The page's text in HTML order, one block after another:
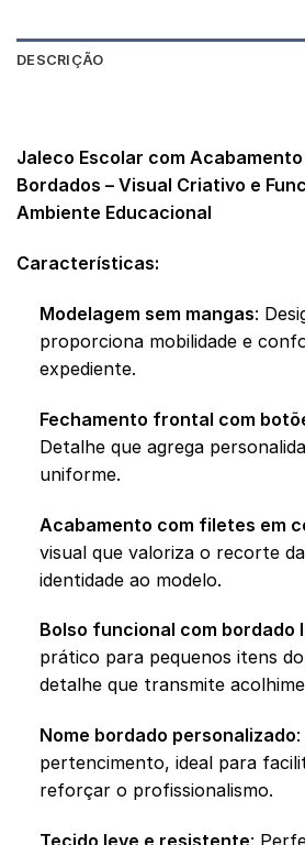
DESCRIÇÃO
Jaleco Escolar com
Bordados – Visual Criativo e
Ambiente Educacional
Características:
Modelagem sem mangas:
proporciona mobilidade e
expediente.
Fechamento frontal com
Detalhe que agrega
uniforme.
Acabamento com filetes em
visual que valoriza o recorte
identidade ao modelo.
Bolso funcional com bordado
prático para pequenos itens
detalhe que transmite
Nome bordado personalizado
pertencimento, ideal para
reforçar o profissionalismo.
Tecido leve e resistente: